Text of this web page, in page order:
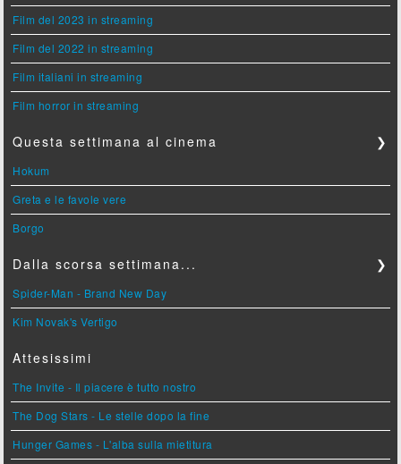
Film del 2023 in streaming
Film del 2022 in streaming
Film italiani in streaming
Film horror in streaming
Questa settimana al cinema ❯
Hokum
Greta e le favole vere
Borgo
Dalla scorsa settimana... ❯
Spider-Man - Brand New Day
Kim Novak's Vertigo
Attesissimi
The Invite - Il piacere è tutto nostro
The Dog Stars - Le stelle dopo la fine
Hunger Games - L'alba sulla mietitura